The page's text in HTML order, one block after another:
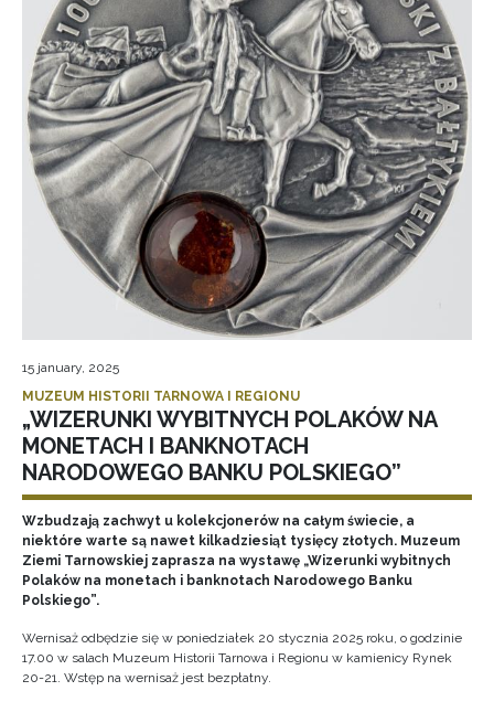
15 january, 2025
MUZEUM HISTORII TARNOWA I REGIONU
„WIZERUNKI WYBITNYCH POLAKÓW NA
MONETACH I BANKNOTACH
NARODOWEGO BANKU POLSKIEGO”
Wzbudzają zachwyt u kolekcjonerów na całym świecie, a
niektóre warte są nawet kilkadziesiąt tysięcy złotych. Muzeum
Ziemi Tarnowskiej zaprasza na wystawę „Wizerunki wybitnych
Polaków na monetach i banknotach Narodowego Banku
Polskiego”.
Wernisaż odbędzie się w poniedziałek 20 stycznia 2025 roku, o godzinie
17.00 w salach Muzeum Historii Tarnowa i Regionu w kamienicy Rynek
20-21. Wstęp na wernisaż jest bezpłatny.